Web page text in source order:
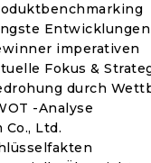
Entwicklungen
imperativen
Fokus &
durch
-Analyse
Co., Ltd.